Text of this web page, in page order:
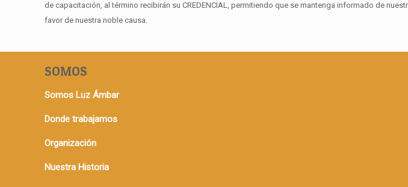
de capacitación, al término recibirán su CREDENCIAL, permitiendo que se mantenga informado de
favor de nuestra noble causa.
SOMOS
Somos Luz Ámbar
Donde trabajamos
Organización
Nuestra Historia